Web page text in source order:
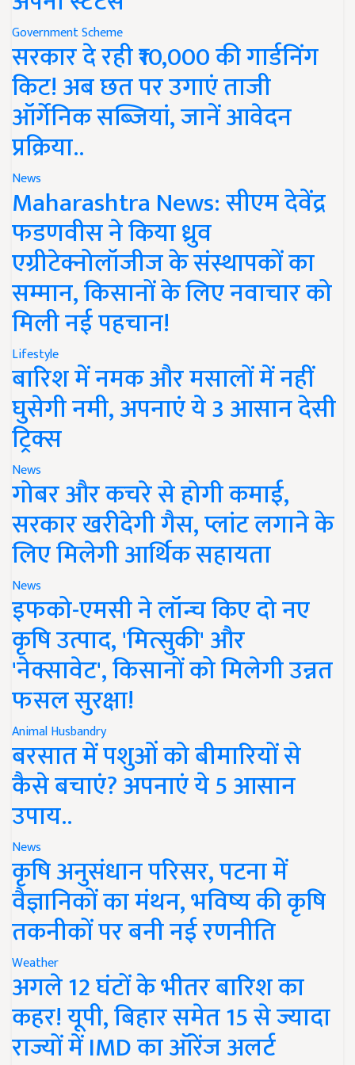
Government Scheme
सरकार दे रही ₹10,000 की गार्डनिंग
किट! अब छत पर उगाएं ताजी
ऑर्गेनिक सब्जियां, जानें आवेदन
प्रक्रिया..
News
Maharashtra News: सीएम देवेंद्र
फडणवीस ने किया ध्रुव
एग्रीटेक्नोलॉजीज के संस्थापकों का
सम्मान, किसानों के लिए नवाचार को
मिली नई पहचान!
Lifestyle
बारिश में नमक और मसालों में नहीं
घुसेगी नमी, अपनाएं ये 3 आसान देसी
ट्रिक्स
News
गोबर और कचरे से होगी कमाई,
सरकार खरीदेगी गैस, प्लांट लगाने के
लिए मिलेगी आर्थिक सहायता
News
इफको-एमसी ने लॉन्च किए दो नए
कृषि उत्पाद, 'मित्सुकी' और
'नेक्सावेट', किसानों को मिलेगी उन्नत
फसल सुरक्षा!
Animal Husbandry
बरसात में पशुओं को बीमारियों से
कैसे बचाएं? अपनाएं ये 5 आसान
उपाय..
News
कृषि अनुसंधान परिसर, पटना में
वैज्ञानिकों का मंथन, भविष्य की कृषि
तकनीकों पर बनी नई रणनीति
Weather
अगले 12 घंटों के भीतर बारिश का
कहर! यूपी, बिहार समेत 15 से ज्यादा
राज्यों में IMD का ऑरेंज अलर्ट